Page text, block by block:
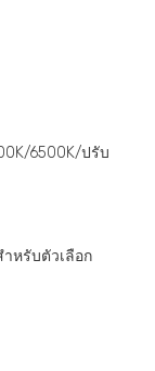
6500K/ปรับ
หรับตัวเลือก